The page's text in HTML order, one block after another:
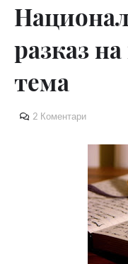
разказ
тема
2 Коментари